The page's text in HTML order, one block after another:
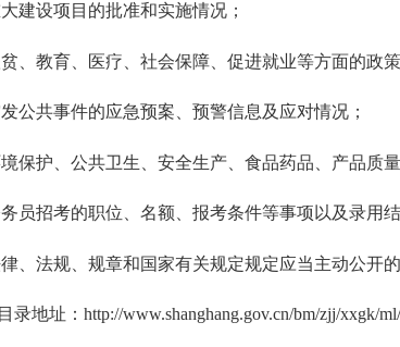
设项目的批准和实施情况；
教育、医疗、社会保障、促进就业等方面的政策
共事件的应急预案、预警信息及应对情况；
护、公共卫生、安全生产、食品药品、产品质量
招考的职位、名额、报考条件等事项以及录用结
法规、规章和国家有关规定规定应当主动公开的
地址：http://www.shanghang.gov.cn/bm/zjj/xxgk/ml/